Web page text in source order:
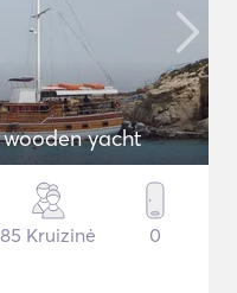
Traditional Turkish Gullet wooden yacht
85 Kruizinė 0